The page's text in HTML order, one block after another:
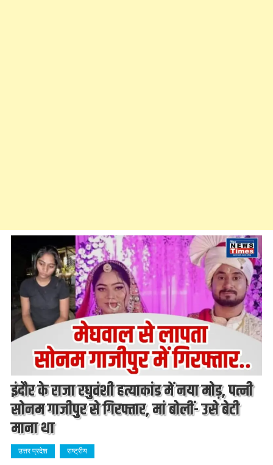
इंदौर के राजा रघुवंशी हत्याकांड में नया मोड़, पत्नी
सोनम गाजीपुर से गिरफ्तार, मां बोलीं- उसे बेटी
माना था
उत्तर प्रदेश राष्ट्रीय